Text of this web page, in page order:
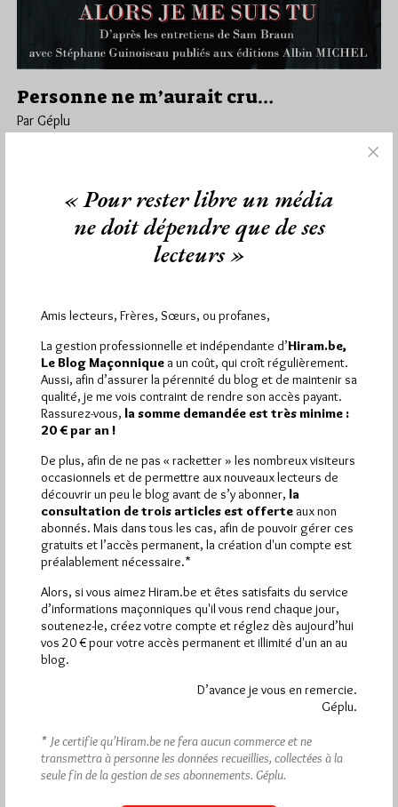
Personne ne m’aurait cru…
Par Géplu
Lu 2250 fois
samedi 20 octobre à 19h dans le Temple Amon Ra de la…
et2 926 pagesont été lues (Source : Pirsch.io)
Plus d’informations
Abonnement aux Newsletters - RSS
« Pour rester libre un média
ne doit dépendre que de ses
lecteurs »
Amis lecteurs, Frères, Sœurs, ou profanes,
La gestion professionnelle et indépendante d’Hiram.be,
Le Blog Maçonnique a un coût, qui croît régulièrement.
Aussi, afin d’assurer la pérennité du blog et de maintenir sa
qualité, je me vois contraint de rendre son accès payant.
Rassurez-vous, la somme demandée est très minime :
20 € par an !
De plus, afin de ne pas « racketter » les nombreux visiteurs
occasionnels et de permettre aux nouveaux lecteurs de
découvrir un peu le blog avant de s’y abonner, la
consultation de trois articles est offerte aux non
abonnés. Mais dans tous les cas, afin de pouvoir gérer ces
gratuits et l’accès permanent, la création d'un compte est
préalablement nécessaire.*
Alors, si vous aimez Hiram.be et êtes satisfaits du service
d’informations maçonniques qu'il vous rend chaque jour,
soutenez-le, créez votre compte et réglez dès aujourd’hui
vos 20 € pour votre accès permanent et illimité d'un an au
blog.
D’avance je vous en remercie.
Géplu.
* Je certifie qu’Hiram.be ne fera aucun commerce et ne
transmettra à personne les données recueillies, collectées à la
seule fin de la gestion de ses abonnements. Géplu.